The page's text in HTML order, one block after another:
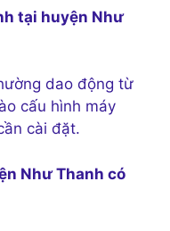
tại huyện Như
dao động từ
cấu hình máy
cài đặt.
Như Thanh có